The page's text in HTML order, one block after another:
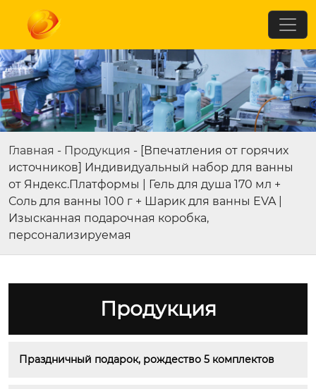
Главная - Продукция - [Впечатления от горячих
источников] Индивидуальный набор для ванны
от Яндекс.Платформы | Гель для душа 170 мл +
Соль для ванны 100 г + Шарик для ванны EVA |
Изысканная подарочная коробка,
персонализируемая
Продукция
Праздничный подарок, рождество 5 комплектов